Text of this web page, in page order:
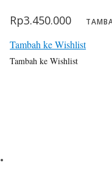
Rp3.450.000
Tambah ke Wishlist
Tambah ke Wishlist